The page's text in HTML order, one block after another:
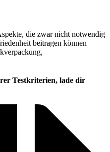
die zwar nicht notwendig
beitragen können
Testkriterien, lade dir